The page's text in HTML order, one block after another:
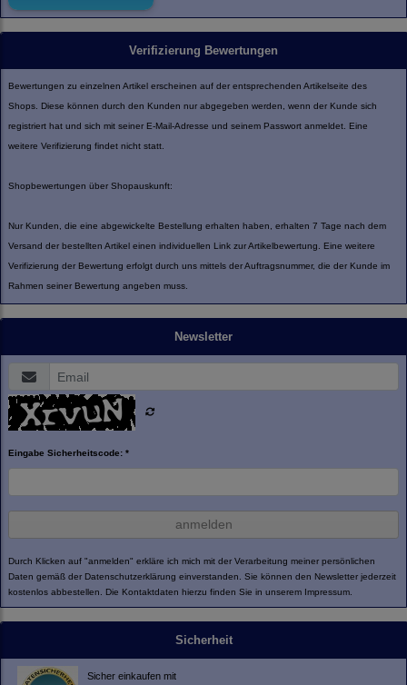
Verifizierung Bewertungen
Bewertungen zu einzelnen Artikel erscheinen auf der entsprechenden Artikelseite des
Shops. Diese können durch den Kunden nur abgegeben werden, wenn der Kunde sich
registriert hat und sich mit seiner E-Mail-Adresse und seinem Passwort anmeldet. Eine
weitere Verifizierung findet nicht statt.
Shopbewertungen über Shopauskunft:
Nur Kunden, die eine abgewickelte Bestellung erhalten haben, erhalten 7 Tage nach dem
Versand der bestellten Artikel einen individuellen Link zur Artikelbewertung. Eine weitere
Verifizierung der Bewertung erfolgt durch uns mittels der Auftragsnummer, die der Kunde im
Rahmen seiner Bewertung angeben muss.
Newsletter
Eingabe Sicherheitscode: *
anmelden
Durch Klicken auf "anmelden" erkläre ich mich mit der Verarbeitung meiner persönlichen
Daten gemäß der Datenschutzerklärung einverstanden. Sie können den Newsletter jederzeit
kostenlos abbestellen. Die Kontaktdaten hierzu finden Sie in unserem Impressum.
Sicherheit
Sicher einkaufen mit